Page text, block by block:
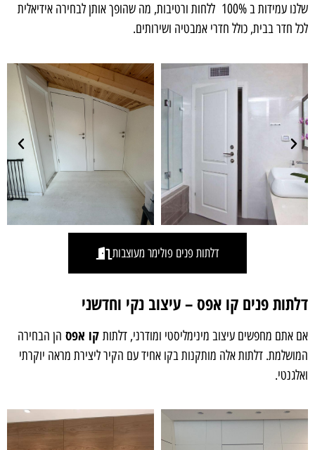
שלנו עמידות ב 100% ללחות ורטיבות, מה שהופך אותן לבחירה אידיאלית
לכל חדר בבית, כולל חדרי אמבטיה ושירותים.
דלתות פנים פולימר מעוצבות
דלתות פנים קו אפס – עיצוב נקי וחדשני
אם אתם מחפשים עיצוב מינימליסטי ומודרני, דלתות קו אפס הן הבחירה
המושלמת. דלתות אלה מותקנות בקו אחיד עם הקיר ליצירת מראה יוקרתי
ואלגנטי.